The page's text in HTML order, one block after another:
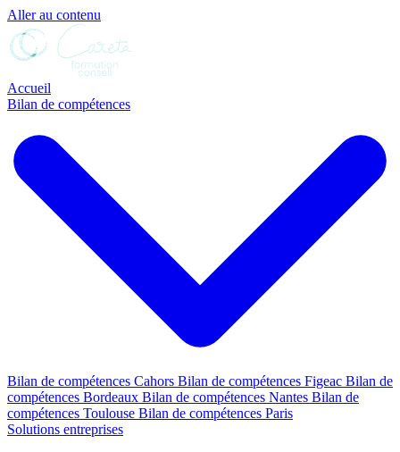
Aller au contenu
Accueil
Bilan de compétences
Bilan de compétences Cahors Bilan de compétences Figeac Bilan de
compétences Bordeaux Bilan de compétences Nantes Bilan de
compétences Toulouse Bilan de compétences Paris
Solutions entreprises